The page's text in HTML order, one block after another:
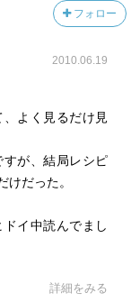
フォロー
2010.06.19
よく見るだけ見
が、結局レシピ
だった。
イ中読んでまし
詳細をみる